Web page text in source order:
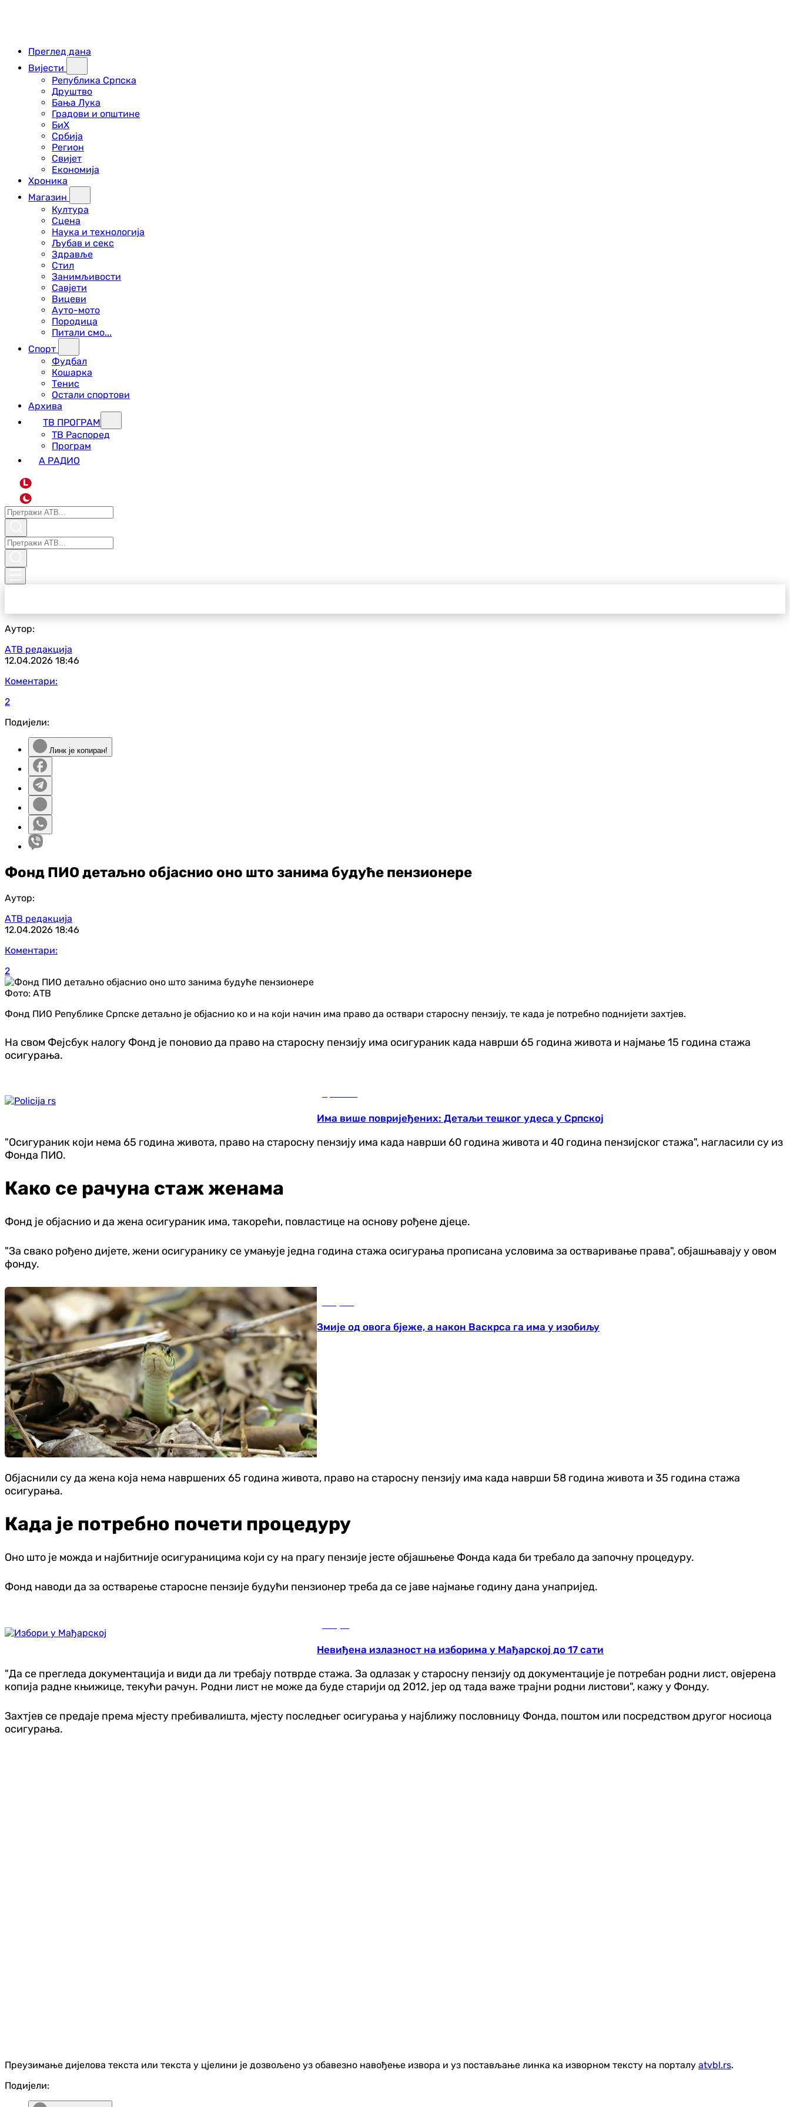
Преглед дана
Вијести
Република Српска
Друштво
Бања Лука
Градови и општине
БиХ
Србија
Регион
Свијет
Економија
Хроника
Магазин
Култура
Сцена
Наука и технологија
Љубав и секс
Здравље
Стил
Занимљивости
Савјети
Вицеви
Ауто-мото
Породица
Питали смо...
Спорт
Фудбал
Кошарка
Тенис
Остали спортови
Архива
ТВ ПРОГРАМ
ТВ Распоред
Програм
А РАДИО
L
Аутор:
АТВ редакција
12.04.2026 18:46
Коментари:
2
Подијели:
Линк је копиран!
Фонд ПИО детаљно објаснио оно што занима будуће пензионере
Аутор:
АТВ редакција
12.04.2026 18:46
Коментари:
2
Фото: АТВ
Фонд ПИО Републике Српске детаљно је објаснио ко и на који начин има право да оствари старосну пензију, те када је потребно поднијети захтјев.
На свом Фејсбук налогу Фонд је поновио да право на старосну пензију има осигураник када наврши 65 година живота и најмање 15 година стажа
осигурања.
Има више повријеђених: Детаљи тешког удеса у Српској
"Осигураник који нема 65 година живота, право на старосну пензију има када наврши 60 година живота и 40 година пензијског стажа", нагласили су из
Фонда ПИО.
Како се рачуна стаж женама
Фонд је објаснио и да жена осигураник има, такорећи, повластице на основу рођене дјеце.
"За свако рођено дијете, жени осигуранику се умањује једна година стажа осигурања прописана условима за остваривање права", објашњавају у овом
фонду.
Змије од овога бјеже, а након Васкрса га има у изобиљу
Објаснили су да жена која нема навршених 65 година живота, право на старосну пензију има када наврши 58 година живота и 35 година стажа
осигурања.
Када је потребно почети процедуру
Оно што је можда и најбитније осигураницима који су на прагу пензије јесте објашњење Фонда када би требало да започну процедуру.
Фонд наводи да за остварење старосне пензије будући пензионер треба да се јаве најмање годину дана унапријед.
Невиђена излазност на изборима у Мађарској до 17 сати
"Да се прегледа документација и види да ли требају потврде стажа. За одлазак у старосну пензију од документације је потребан родни лист, овјерена
копија радне књижице, текући рачун. Родни лист не може да буде старији од 2012, јер од тада важе трајни родни листови", кажу у Фонду.
Захтјев се предаје према мјесту пребивалишта, мјесту последњег осигурања у најближу пословницу Фонда, поштом или посредством другог носиоца
осигурања.
Преузимање дијелова текста или текста у цјелини је дозвољено уз обавезно навођење извора и уз постављање линка ка изворном тексту на порталу atvbl.rs.
Подијели: